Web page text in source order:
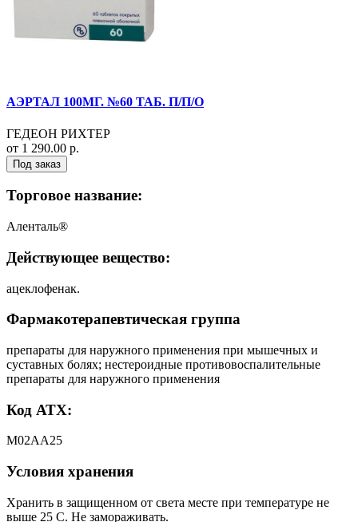
АЭРТАЛ 100МГ. №60 ТАБ. П/П/О
ГЕДЕОН РИХТЕР
от 1 290.00 р.
Под заказ
Торговое название:
Аленталь®
Действующее вещество:
ацеклофенак.
Фармакотерапевтическая группа
препараты для наружного применения при мышечных и
суставных болях; нестероидные противовоспалительные
препараты для наружного применения
Код АТХ:
M02AA25
Условия хранения
Хранить в защищенном от света месте при температуре не
выше 25 С. Не замораживать.